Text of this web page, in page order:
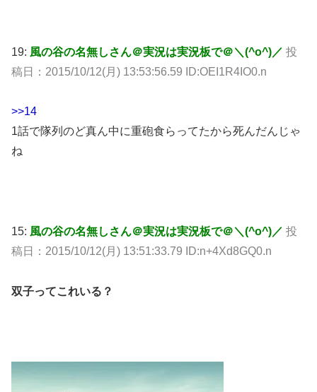
19: 風の谷の名無しさん＠実況は実況板で＠＼(^o^)／ 投
稿日：2015/10/12(月) 13:53:56.59 ID:OEI1R4IO0.n
>>14
1話で隊列のど真ん中に重砲食らってたから死んだんじゃ
ね
15: 風の谷の名無しさん＠実況は実況板で＠＼(^o^)／ 投
稿日：2015/10/12(月) 13:51:33.79 ID:n+4Xd8GQ0.n
双子ってこれいる？